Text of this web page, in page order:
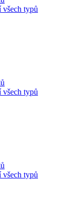
všech typů
všech typů
všech typů